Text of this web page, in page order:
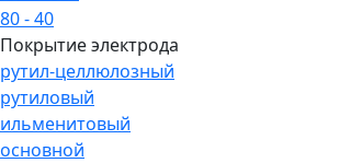
80 - 40
Покрытие электрода
рутил-целлюлозный
рутиловый
ильменитовый
основной